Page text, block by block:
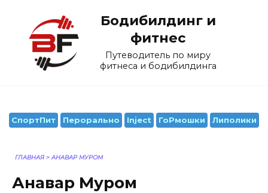
содержанию
Бодибилдинг и
фитнес
Путеводитель по миру
фитнеса и бодибилдинга
СпортПит Перорально Inject ГоРмошки Липолики
ГЛАВНАЯ > АНАВАР МУРОМ
Анавар Муром